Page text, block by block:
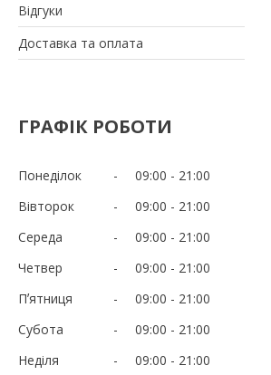
Відгуки
Доставка та оплата
ГРАФІК РОБОТИ
Понеділок 09:00
21:00
Вівторок
09:00
21:00
Середа
09:00
21:00
Четвер
09:00
21:00
Пʼятниця
09:00
21:00
Субота
09:00
21:00
Неділя
09:00 21:00